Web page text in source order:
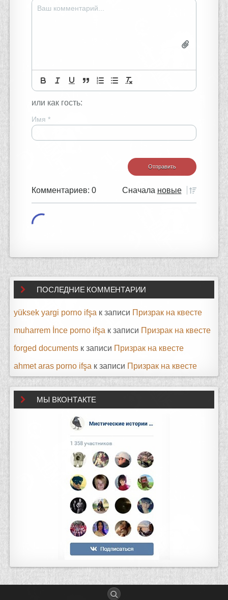
или как гость:
Имя *
Комментариев: 0 Сначала новые
ПОСЛЕДНИЕ КОММЕНТАРИИ
yüksek yargi porno ifşa к записи Призрак на квесте
muharrem İnce porno ifşa к записи Призрак на квесте
forged documents к записи Призрак на квесте
ahmet aras porno ifşa к записи Призрак на квесте
МЫ ВКОНТАКТЕ